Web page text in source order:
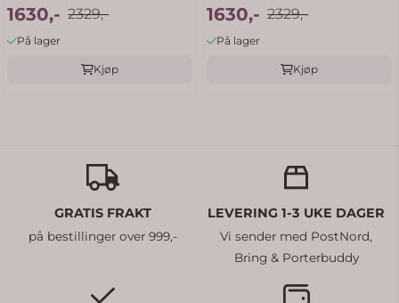
1630,- 2329,-
På lager
Kjøp
1630,- 2329,-
På lager
Kjøp
GRATIS FRAKT
på bestillinger over 999,-
LEVERING 1-3 UKE DAGER
Vi sender med PostNord,
Bring & Porterbuddy